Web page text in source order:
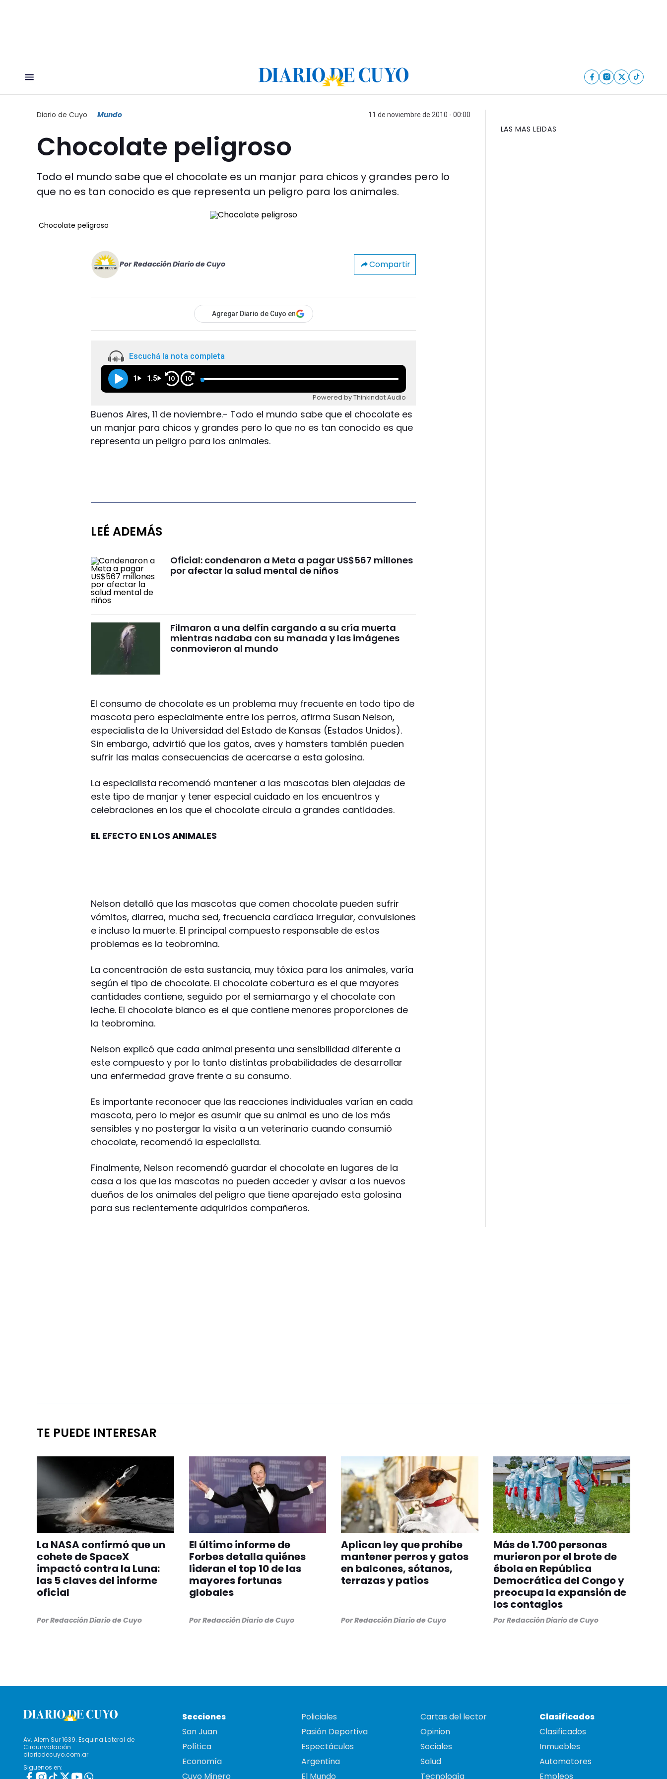
Diario de Cuyo Mundo 11 de noviembre de 2010 - 00:00
Chocolate peligroso
Todo el mundo sabe que el chocolate es un manjar para chicos y grandes pero lo
que no es tan conocido es que representa un peligro para los animales.
Chocolate peligroso
Por Redacción Diario de Cuyo Compartir
Agregar Diario de Cuyo en
Escuchá la nota completa
1 1.5 10 10
Powered by Thinkindot Audio
Buenos Aires, 11 de noviembre.- Todo el mundo sabe que el chocolate es
un manjar para chicos y grandes pero lo que no es tan conocido es que
representa un peligro para los animales.
LEÉ ADEMÁS
Oficial: condenaron a Meta a pagar US$567 millones
por afectar la salud mental de niños
Filmaron a una delfín cargando a su cría muerta
mientras nadaba con su manada y las imágenes
conmovieron al mundo
El consumo de chocolate es un problema muy frecuente en todo tipo de
mascota pero especialmente entre los perros, afirma Susan Nelson,
especialista de la Universidad del Estado de Kansas (Estados Unidos).
Sin embargo, advirtió que los gatos, aves y hamsters también pueden
sufrir las malas consecuencias de acercarse a esta golosina.
La especialista recomendó mantener a las mascotas bien alejadas de
este tipo de manjar y tener especial cuidado en los encuentros y
celebraciones en los que el chocolate circula a grandes cantidades.
EL EFECTO EN LOS ANIMALES
Nelson detalló que las mascotas que comen chocolate pueden sufrir
vómitos, diarrea, mucha sed, frecuencia cardíaca irregular, convulsiones
e incluso la muerte. El principal compuesto responsable de estos
problemas es la teobromina.
La concentración de esta sustancia, muy tóxica para los animales, varía
según el tipo de chocolate. El chocolate cobertura es el que mayores
cantidades contiene, seguido por el semiamargo y el chocolate con
leche. El chocolate blanco es el que contiene menores proporciones de
la teobromina.
Nelson explicó que cada animal presenta una sensibilidad diferente a
este compuesto y por lo tanto distintas probabilidades de desarrollar
una enfermedad grave frente a su consumo.
Es importante reconocer que las reacciones individuales varían en cada
mascota, pero lo mejor es asumir que su animal es uno de los más
sensibles y no postergar la visita a un veterinario cuando consumió
chocolate, recomendó la especialista.
Finalmente, Nelson recomendó guardar el chocolate en lugares de la
casa a los que las mascotas no pueden acceder y avisar a los nuevos
dueños de los animales del peligro que tiene aparejado esta golosina
para sus recientemente adquiridos compañeros.
LAS MAS LEIDAS
TE PUEDE INTERESAR
La NASA confirmó que un
cohete de SpaceX
impactó contra la Luna:
las 5 claves del informe
oficial
PorRedacción Diario de Cuyo
El último informe de
Forbes detalla quiénes
lideran el top 10 de las
mayores fortunas
globales
PorRedacción Diario de Cuyo
Aplican ley que prohíbe
mantener perros y gatos
en balcones, sótanos,
terrazas y patios
PorRedacción Diario de Cuyo
Más de 1.700 personas
murieron por el brote de
ébola en República
Democrática del Congo y
preocupa la expansión de
los contagios
PorRedacción Diario de Cuyo
Av. Alem Sur 1639. Esquina Lateral de
Circunvalación
diariodecuyo.com.ar
Siguenos en:
Secciones
San Juan
Política
Economía
Cuyo Minero
Policiales
Pasión Deportiva
Espectáculos
Argentina
El Mundo
Cartas del lector
Opinion
Sociales
Salud
Tecnología
Clasificados
Clasificados
Inmuebles
Automotores
Empleos